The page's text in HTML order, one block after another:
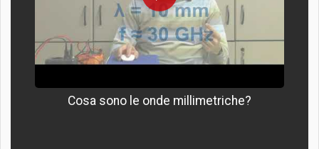
Cosa sono le onde millimetriche?